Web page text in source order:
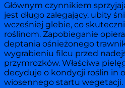
Głównym czynnikiem
jest długo zalegający, ubity
wcześniej glebie, co
roślinom. Zapobieganie
deptania ośnieżonego
wygrabieniu filcu przed
przymrozków. Właściwa
decyduje o kondycji roślin in
wiosennego startu wegetacji.